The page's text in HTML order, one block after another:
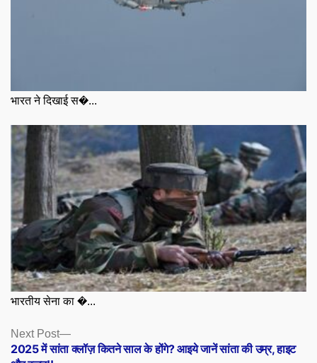
भारत ने दिखाई स�...
भारतीय सेना का �...
Posts
navigation
Next Post
Next
post:
2025 में सांता क्लॉज़ कितने साल के होंगे? आइये जानें सांता की उम्र, हाइट